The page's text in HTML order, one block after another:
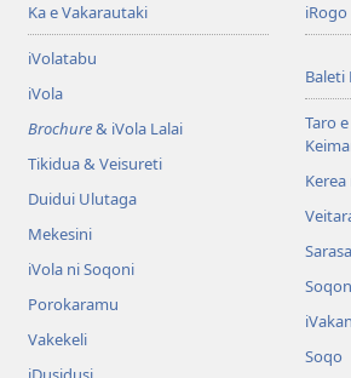
Ka e Vakarautaki
iVolatabu
iVola
Brochure& iVola Lalai
Tikidua & Veisureti
Duidui Ulutaga
Mekesini
iVola ni Soqoni
Porokaramu
Vakekeli
iRogo
Baleti
Taro
Soqo